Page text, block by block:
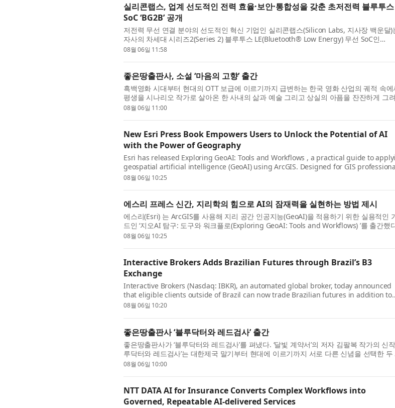
실리콘랩스, 업계 선도적인 전력 효율·보안·통합성을 갖춘 초저전력 블루투스
SoC ‘BG2B’ 공개
저전력 무선 연결 분야의 선도적인 혁신 기업인 실리콘랩스(Silicon Labs, 지사장 백운달)
자사의 차세대 시리즈2(Series 2) 블루투스 LE(Bluetooth® Low Energy) 무선 SoC인
‘BG2B’를 발표했다. BG2B는 업계 최고 수준의 전력 효율, 보안 및 통합성을 제공함으로...
08월 06일 11:58
좋은땅출판사, 소설 ‘마음의 고향’ 출간
흑백영화 시대부터 현대의 OTT 보급에 이르기까지 급변하는 한국 영화 산업의 궤적 속에
평생을 시나리오 작가로 살아온 한 사내의 삶과 예술 그리고 상실의 아픔을 잔잔하게 그
박장규 작가의 소설 ‘마음의 고향’이 좋은땅출판사에서 출간됐다. 이 책은 시나...
08월 06일 11:00
New Esri Press Book Empowers Users to Unlock the Potential of AI
with the Power of Geography
Esri has released Exploring GeoAI: Tools and Workflows , a practical guide to
geospatial artificial intelligence (GeoAI) using ArcGIS. Designed for GIS
analysts, and data scientists, this hands-on workbook provides the know...
08월 06일 10:25
에스리 프레스 신간, 지리학의 힘으로 AI의 잠재력을 실현하는 방법 제시
에스리(Esri) 는 ArcGIS를 사용해 지리 공간 인공지능(GeoAI)을 적용하기 위한 실용적인
드인 ‘지오AI 탐구: 도구와 워크플로(Exploring GeoAI: Tools and Workflows) ’를 출간했
GIS 전문가, 분석가, 데이터 과학자를 위해 설계된 이 실습 워크북은 첨단 AI ...
08월 06일 10:25
Interactive Brokers Adds Brazilian Futures through Brazil’s B3
Exchange
Interactive Brokers (Nasdaq: IBKR), an automated global broker, today announced
that eligible clients outside of Brazil can now trade Brazilian futures in addition to
equities through the B3 exchange. Interactive Brokers was the first broker to pr...
08월 06일 10:20
좋은땅출판사 ‘블루닥터와 레드검사’ 출간
좋은땅출판사가 ‘블루닥터와 레드검사’를 펴냈다. ‘달빛 계약서’의 저자 김팔복 작가의 신작
루닥터와 레드검사’는 대한제국 말기부터 현대에 이르기까지 서로 다른 신념을 선택한 두
문의 100년을 따라가는 역사 장편소설이다. 생명을 살리는 의사의 가문과 법...
08월 06일 10:00
NTT DATA AI for Insurance Converts Complex Workflows into
Governed, Repeatable AI-delivered Services